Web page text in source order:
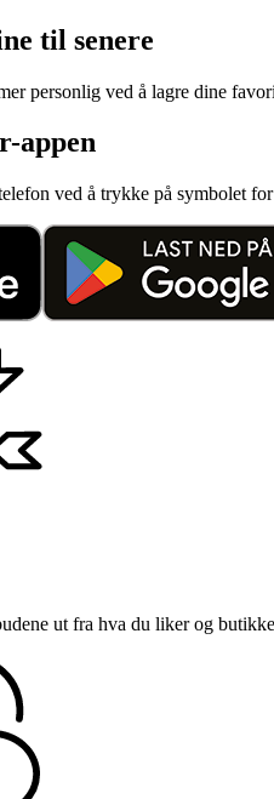
til senere
personlig ved å lagre dine
appen
ved å trykke på symbolet
ut fra hva du liker og